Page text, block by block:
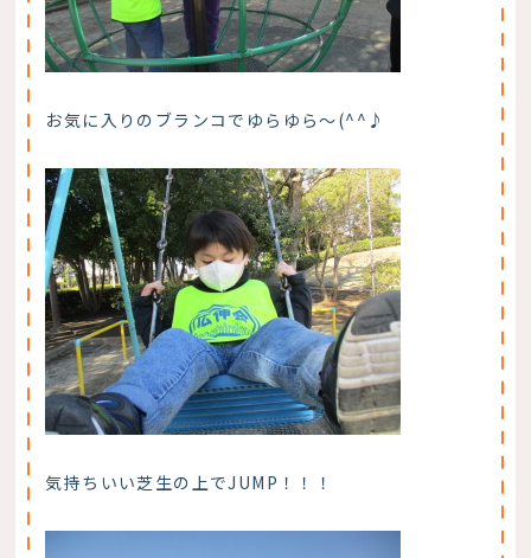
お気に入りのブランコでゆらゆら～(^^♪
気持ちいい芝生の上でJUMP！！！